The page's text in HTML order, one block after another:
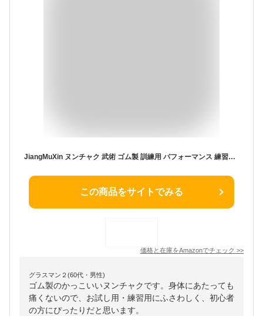
JiangMuXin ヌンチャク 武術 ゴム製 訓練用 パフォーマンス 練習用 舞台道具 スピード 初心者向け
この商品をサイトでみる
価格と在庫をAmazonでチェック >>
グラスマン２(60代・男性)
ゴム製のかっこいいヌンチャクです。身体にあたっても
痛くないので、お試し用・練習用にふさわしく、初心者
の方にぴったりだと思います。